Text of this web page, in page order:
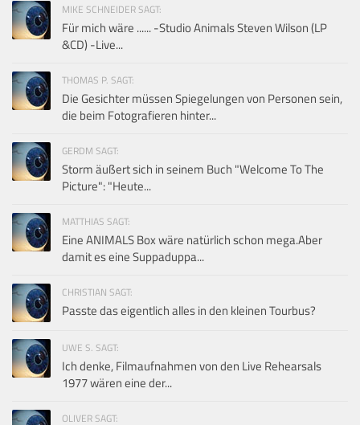
MIKE SCHNEIDER SAGT:
Für mich wäre ...... -Studio Animals Steven Wilson (LP
&CD) -Live...
THOMAS P. SAGT:
Die Gesichter müssen Spiegelungen von Personen sein,
die beim Fotografieren hinter...
GERDM SAGT:
Storm äußert sich in seinem Buch "Welcome To The
Picture": "Heute...
MATTHIAS SAGT:
Eine ANIMALS Box wäre natürlich schon mega.Aber
damit es eine Suppaduppa...
CHRISTIAN SAGT:
Passte das eigentlich alles in den kleinen Tourbus?
UWE S. SAGT:
Ich denke, Filmaufnahmen von den Live Rehearsals
1977 wären eine der...
OLIVER SAGT: